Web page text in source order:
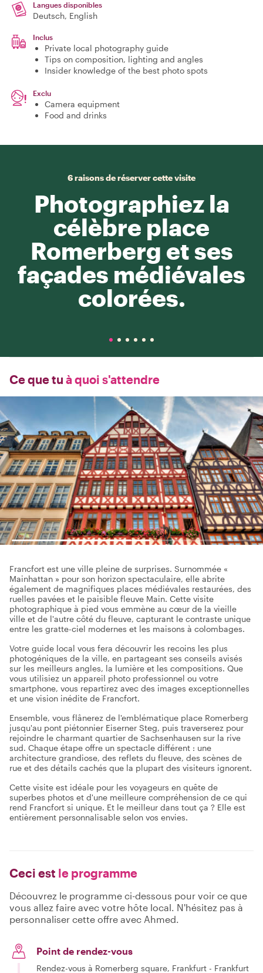
Langues disponibles
Deutsch, English
Inclus
Private local photography guide
Tips on composition, lighting and angles
Insider knowledge of the best photo spots
Exclu
Camera equipment
Food and drinks
6 raisons de réserver cette visite
Photographiez la
célèbre place
Romerberg et ses
façades médiévales
colorées.
Ce que tu à quoi s'attendre
Francfort est une ville pleine de surprises. Surnommée «
Mainhattan » pour son horizon spectaculaire, elle abrite
également de magnifiques places médiévales restaurées, des
ruelles pavées et le paisible fleuve Main. Cette visite
photographique à pied vous emmène au cœur de la vieille
ville et de l'autre côté du fleuve, capturant le contraste unique
entre les gratte-ciel modernes et les maisons à colombages.
Votre guide local vous fera découvrir les recoins les plus
photogéniques de la ville, en partageant ses conseils avisés
sur les meilleurs angles, la lumière et les compositions. Que
vous utilisiez un appareil photo professionnel ou votre
smartphone, vous repartirez avec des images exceptionnelles
et une vision inédite de Francfort.
Ensemble, vous flânerez de l'emblématique place Romerberg
jusqu'au pont piétonnier Eiserner Steg, puis traverserez pour
rejoindre le charmant quartier de Sachsenhausen sur la rive
sud. Chaque étape offre un spectacle différent : une
architecture grandiose, des reflets du fleuve, des scènes de
rue et des détails cachés que la plupart des visiteurs ignorent.
Cette visite est idéale pour les voyageurs en quête de
superbes photos et d'une meilleure compréhension de ce qui
rend Francfort si unique. Et le meilleur dans tout ça ? Elle est
entièrement personnalisable selon vos envies.
Ceci est le programme
Découvrez le programme ci-dessous pour voir ce que
vous allez faire avec votre hôte local. N'hésitez pas à
personnaliser cette offre avec Ahmed.
Point de rendez-vous
Rendez-vous à Romerberg square, Frankfurt - Frankfurt